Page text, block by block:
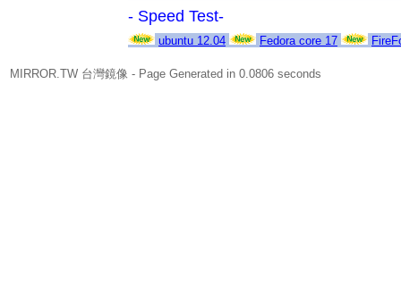
- Speed Test-
ubuntu 12.04 Fedora core 17
MIRROR.TW 台灣鏡像 - Page Generated in 0.0806 seconds